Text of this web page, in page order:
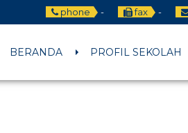
phone - fax -
BERANDA PROFIL SEKOLAH